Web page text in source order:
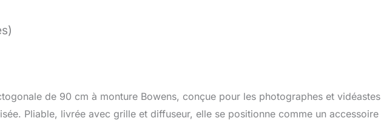
de 90 cm à monture Bowens, conçue pour les photographes et vidéastes
Pliable, livrée avec grille et diffuseur, elle se positionne comme un accessoire